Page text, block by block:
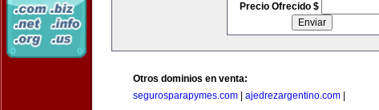
Precio Ofrecido $
Otros dominios en venta:
segurosparapymes.com
ajedrezargentino.com